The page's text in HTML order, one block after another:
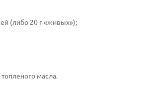
(либо 20 г «живых»);
масла.